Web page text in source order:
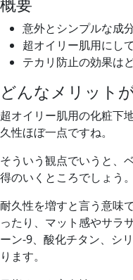
意外とシンプルな成
超オイリー肌用にし
テカリ防止の効果は
どんなメリット
超オイリー肌用の化粧下
久性ほぼ一点ですね。
そういう観点でいうと、
得のいくところでしょう。
耐久性を増すと言う意味
ったり、マット感やサラ
ーン-9、酸化チタン、シ
ります。